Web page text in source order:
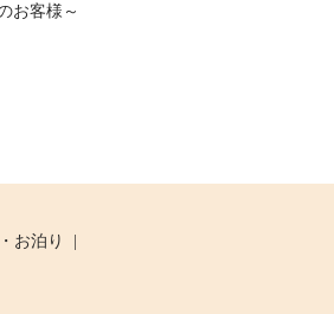
お客様～
お泊り